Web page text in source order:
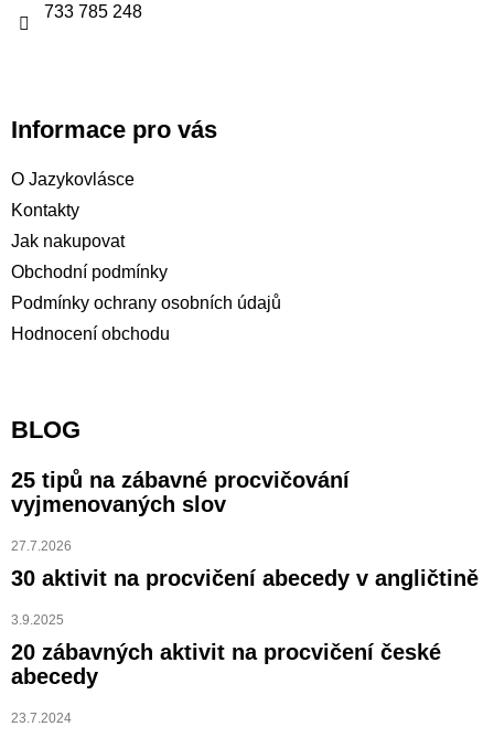
733 785 248
Informace pro vás
O Jazykovlásce
Kontakty
Jak nakupovat
Obchodní podmínky
Podmínky ochrany osobních údajů
Hodnocení obchodu
BLOG
25 tipů na zábavné procvičování
vyjmenovaných slov
27.7.2026
30 aktivit na procvičení abecedy v angličtině
3.9.2025
20 zábavných aktivit na procvičení české
abecedy
23.7.2024